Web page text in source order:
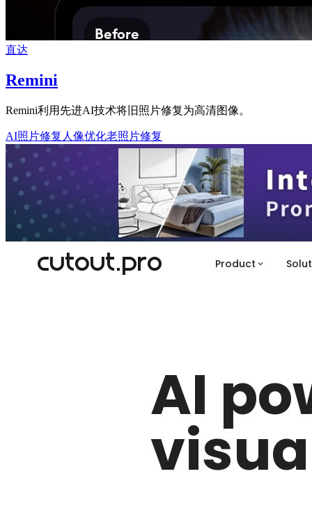
直达
Remini
Remini利用先进AI技术将旧照片修复为高清图像。
AI照片修复 人像优化老照片修复